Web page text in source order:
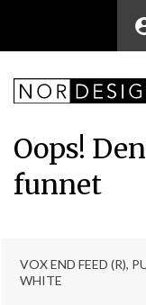
Oops!
funnet
VOX END FEED (R),
WHITE